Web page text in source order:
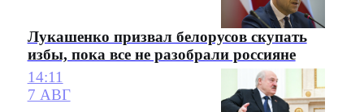
Лукашенко призвал белорусов скупать
избы, пока все не разобрали россияне
14:11
7 АВГ